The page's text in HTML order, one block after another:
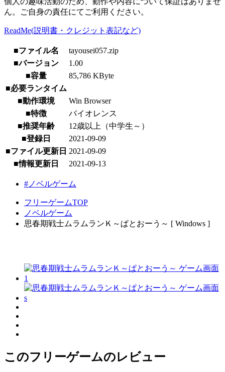
ん。ご自身の責任にてご利用ください。
ReadMe(説明書・クレジット表記など)
■ファイル名
tayousei057.zip
■バージョン
1.00
■容量
85,786 KByte
■必要ランタイム
■動作環境
Win Browser
■特徴
バイオレンス
■推奨年齢
12歳以上（中学生～）
■登録日
2021-09-09
■ファイル更新日 2021-09-09
■情報更新日
2021-09-13
#ノベルゲーム
フリーゲームTOP
ノベルゲーム
思春期戦士ムラムランＫ～ぱとおーう～ [ Windows ]
このフリーゲームのレビュー